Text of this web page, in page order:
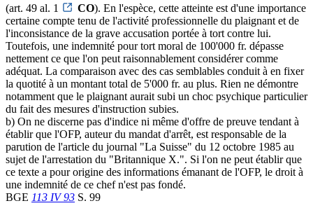
(art. 49 al. 1
CO). En l'espèce, cette atteinte est d'une importance
certaine compte tenu de l'activité professionnelle du plaignant et de
l'inconsistance de la grave accusation portée à tort contre lui.
Toutefois, une indemnité pour tort moral de 100'000 fr. dépasse
nettement ce que l'on peut raisonnablement considérer comme
adéquat. La comparaison avec des cas semblables conduit à en fixer
la quotité à un montant total de 5'000 fr. au plus. Rien ne démontre
notamment que le plaignant aurait subi un choc psychique particulier
du fait des mesures d'instruction subies.
b) On ne discerne pas d'indice ni même d'offre de preuve tendant à
établir que l'OFP, auteur du mandat d'arrêt, est responsable de la
parution de l'article du journal "La Suisse" du 12 octobre 1985 au
sujet de l'arrestation du "Britannique X.". Si l'on ne peut établir que
ce texte a pour origine des informations émanant de l'OFP, le droit à
une indemnité de ce chef n'est pas fondé.
BGE 113 IV 93 S. 99